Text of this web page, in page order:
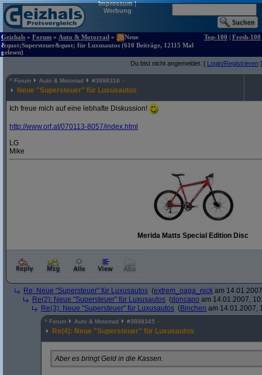
Impressum|
Werbung
Geizhals » Forum » Auto & Motorrad »
Neue
&quot;Supersteuer&quot; für Luxusautos (610 Beiträge, 12115 Mal
gelesen)
Top-100 | Fresh-100
Du bist nicht angemeldet. [ Login/Registrieren ]
^ Forum Auto & Motorrad #3898316
Neue "Supersteuer" für Luxusautos
Ich freue mich auf eine lebhafte Diskussion!
http://www.orf.at/070113-8057/index.html
LG
Mike
Merida Matts Special Edition Disc
Re: Neue "Supersteuer" für Luxusautos (extrem_oaga_nick am
Re(2): Neue "Supersteuer" für Luxusautos (doncapo am 14.01.2007,
Re(3): Neue "Supersteuer" für Luxusautos (Binchen am 14.01.2007,
^ Forum Auto & Motorrad #3898345
Re(4): Neue "Supersteuer" für Luxusautos
Aber es bringt Geld in die Kassen.